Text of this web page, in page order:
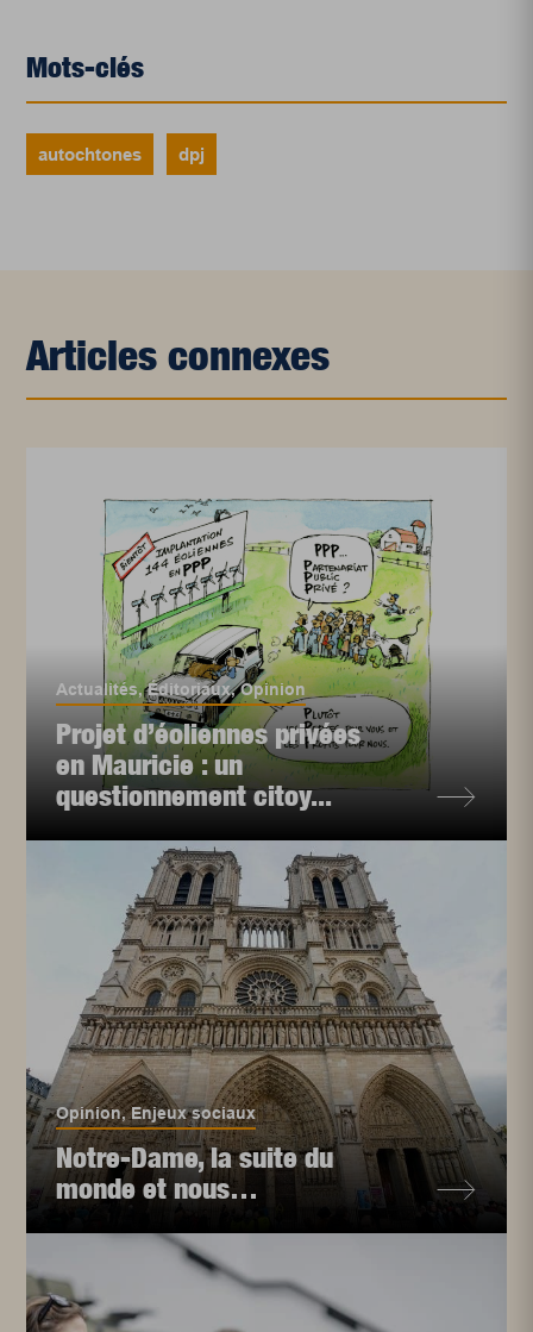
Mots-clés
autochtones dpj
Articles connexes
Actualités,Éditoriaux,Opinion
Projet d’éoliennes privées
en Mauricie : un
questionnement citoy...
Opinion,Enjeux sociaux
Notre-Dame, la suite du
monde et nous…